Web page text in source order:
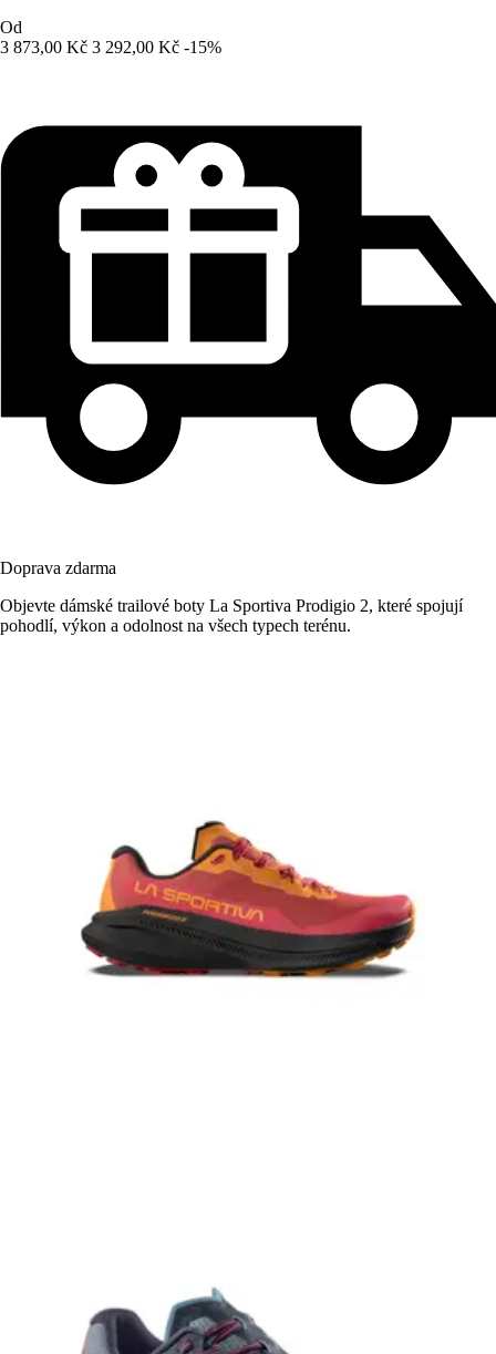
Od
3 873,00 Kč 3 292,00 Kč -15%
Doprava zdarma
Objevte dámské trailové boty La Sportiva Prodigio 2, které spojují
pohodlí, výkon a odolnost na všech typech terénu.